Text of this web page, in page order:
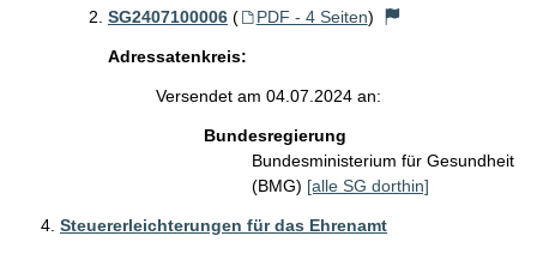
SG2407100006 ( PDF - 4 Seiten)
Adressatenkreis:
Versendet am 04.07.2024 an:
Bundesregierung
Bundesministerium für Gesundheit
(BMG) [alle SG dorthin]
Steuererleichterungen für das Ehrenamt